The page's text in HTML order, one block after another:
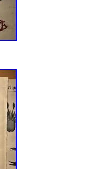
jusqu’à des
également
pour
et autres pièces
et
France
mortes et
illustrés des
volontiers à
en détail.